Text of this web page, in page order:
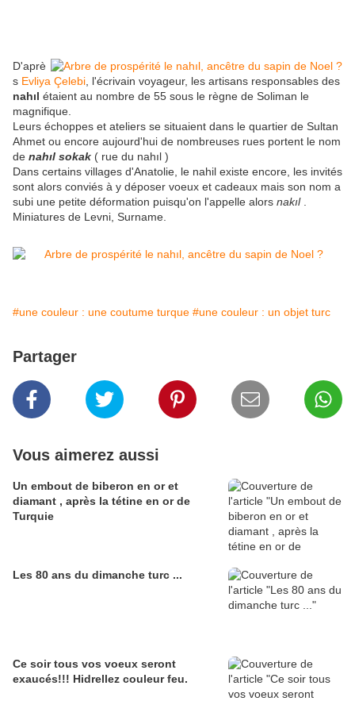
D'aprè
s Evliya Çelebi , l'écrivain voyageur, les artisans responsables des
nahıl étaient au nombre de 55 sous le règne de Soliman le
magnifique.
Leurs échoppes et ateliers se situaient dans le quartier de Sultan
Ahmet ou encore aujourd'hui de nombreuses rues portent le nom
de nahıl sokak ( rue du nahıl )
Dans certains villages d'Anatolie, le nahil existe encore, les invités
sont alors conviés à y déposer voeux et cadeaux mais son nom a
subi une petite déformation puisqu'on l'appelle alors nakıl
Miniatures de Levni, Surname.
#une couleur : une coutume turque #une couleur : un objet turc
Partager
Vous aimerez aussi
Un embout de biberon en or et
diamant , après la tétine en or de
Turquie
Les 80 ans du dimanche turc ...
Ce soir tous vos voeux seront
exaucés!!! Hidrellez couleur feu.